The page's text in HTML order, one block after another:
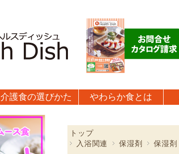
介護食の選びかた やわらか食とは
トップ
入浴関連
保湿剤 保湿剤